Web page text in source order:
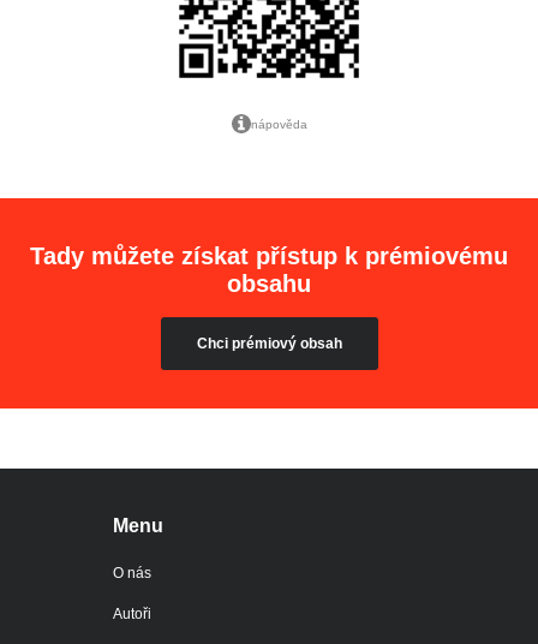
nápověda
Tady můžete získat přístup k prémiovému
obsahu
Chci prémiový obsah
Menu
O nás
Autoři